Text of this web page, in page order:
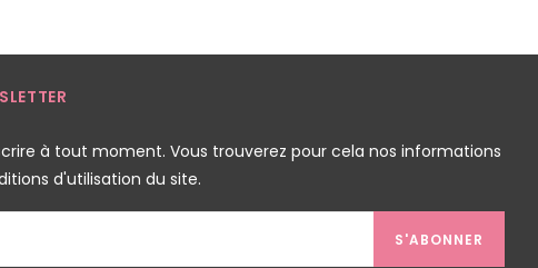
à tout moment. Vous trouverez pour cela nos informations
d'utilisation du site.
S'ABONNER